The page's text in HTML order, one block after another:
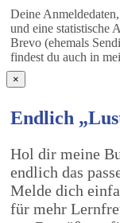
Deine
und eine statistische
Brevo (ehemals
findest du auch in
×
Endlich
Hol dir meine
endlich das
Melde dich
für mehr